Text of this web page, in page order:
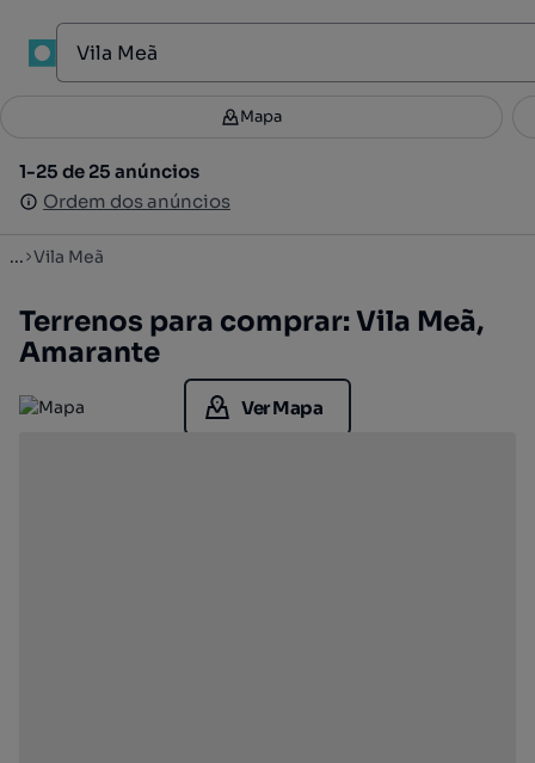
Filtros 2
1-25 de 25 anúncios
Ordem dos anúncios
Mapa
1-25 de 25 anúncios
Ordem dos anúncios
... Vila Meã
Terrenos para comprar: Vila Meã,
Amarante
Ver Mapa